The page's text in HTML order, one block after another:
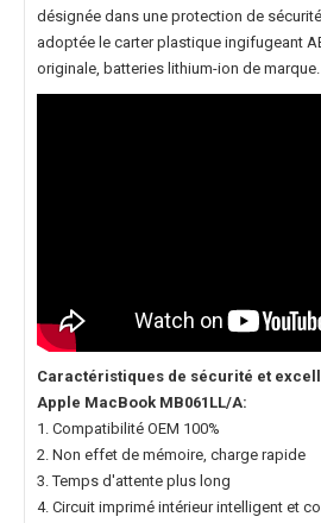
désignée dans une protection de
adoptée le carter plastique ingifugeant
originale, batteries lithium-ion de marque.
Caractéristiques de sécurité et
Apple MacBook MB061LL/A:
1. Compatibilité OEM 100%
2. Non effet de mémoire, charge rapide
3. Temps d'attente plus long
4. Circuit imprimé intérieur intelligent et